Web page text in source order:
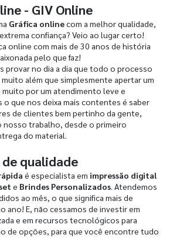
- GIV Online
Gráfica onlinecom a melhor qualidade,
confiança? Veio ao lugar certo!
online com mais de 30 anos de história
pelo que faz!
provar no dia a dia que todo o processo
muito além que simplesmente apertar um
muito por um atendimento leve e
o que nos deixa mais contentes é saber
de clientes bem pertinho da gente,
trabalho, desde o primeiro
do material.
qualidade
é especialista em impressão digital
e Brindes Personalizados. Atendemos
ao mês, o que significa mais de
ano! E, não cessamos de investir em
e em recursos tecnológicos para
de opções, para que você encontre tudo